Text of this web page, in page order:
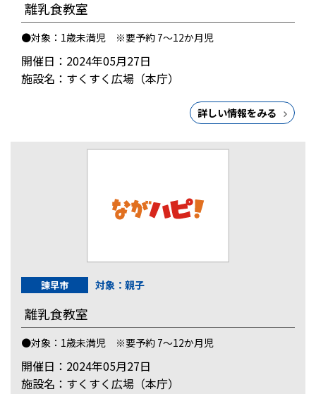
離乳食教室
●対象：1歳未満児 ※要予約 7～12か月児
開催日：2024年05月27日
施設名：すくすく広場（本庁）
詳しい情報をみる
諫早市 対象：親子
離乳食教室
●対象：1歳未満児 ※要予約 7～12か月児
開催日：2024年05月27日
施設名：すくすく広場（本庁）